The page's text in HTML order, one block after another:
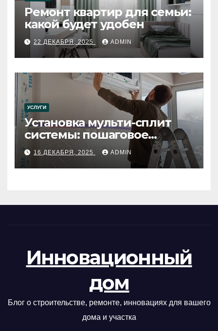
Ремонт квартир для семьи:
какой будет удобен
22 ДЕКАБРЯ, 2025 ADMIN
УСЛУГИ
Установка мульти-сплит
системы: пошаговое
руководство
16 ДЕКАБРЯ, 2025 ADMIN
Инновационный
дом
Блог о строительстве, ремонте, инновациях для вашего
дома и участка